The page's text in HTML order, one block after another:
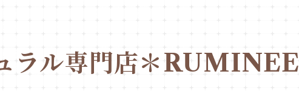
ラル専門店＊RUMINEE